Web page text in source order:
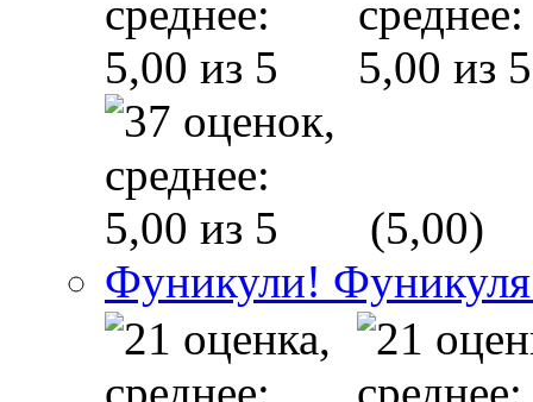
(5,00)
Фуникули!